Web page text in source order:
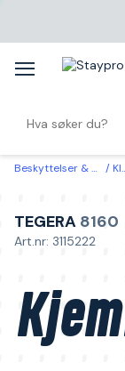
Beskyttelser & klær Klær
TEGERA 8160
Art.nr: 3115222